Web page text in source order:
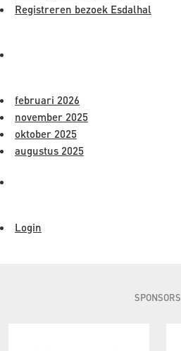
Registreren bezoek Esdalhal
februari 2026
november 2025
oktober 2025
augustus 2025
Login
SPONSORS